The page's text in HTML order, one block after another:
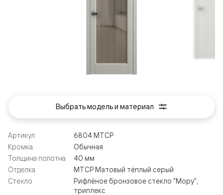
Артикул
6804 МТСР
Кромка
Обычная
Толщина полотна
40 мм
Отделка
МТСР Матовый тёплый серый
Стекло
Рифлёное бронзовое стекло "Мору",
триплекс
Выбрать модель и материал